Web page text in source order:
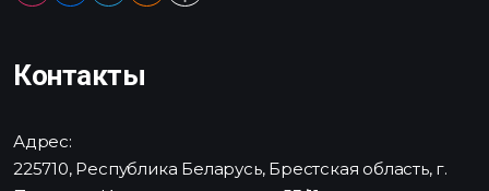
Контакты
Адрес:
225710, Республика Беларусь, Брестская область, г.